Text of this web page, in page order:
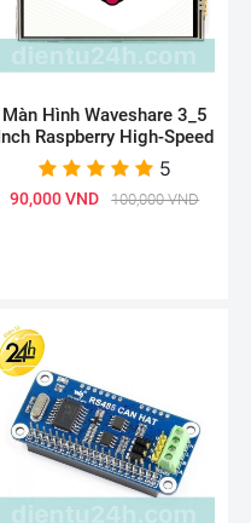
Màn Hình Waveshare 3_5
Inch Raspberry High-Speed
5
90,000 VND 100,000 VND